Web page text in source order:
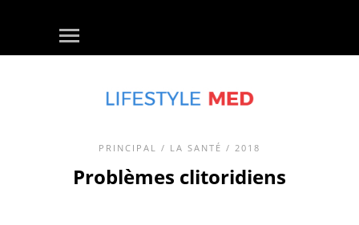
PRINCIPAL / LA SANTÉ / 2018
Problèmes clitoridiens